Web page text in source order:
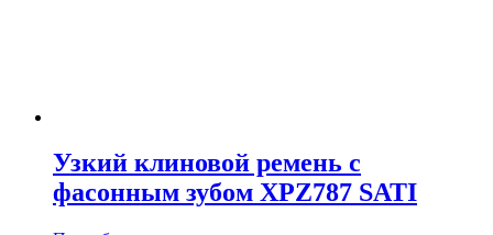
Узкий клиновой ремень с
фасонным зубом XPZ787 SATI